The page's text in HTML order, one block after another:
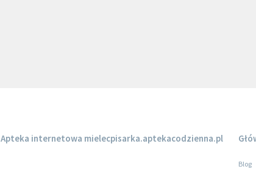
Apteka internetowa mielecpisarka.aptekacodzienna.pl
Blog